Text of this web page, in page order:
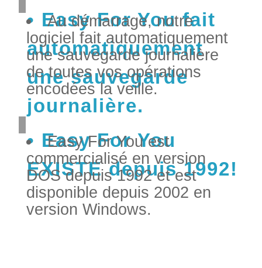
Easy For You fait
automatiquement
une sauvegarde
journalière.
Au démarrage, notre
logiciel fait automatiquement
une sauvegarde journalière
de toutes vos opérations
encodées la veille.
Easy For You
EXISTE depuis 1992!
Easy For You est
commercialisé en version
DOS depuis 1992 et est
disponible depuis 2002 en
version Windows.